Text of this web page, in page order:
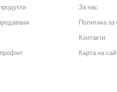
За нас
Политика за
Контакти
Карта на